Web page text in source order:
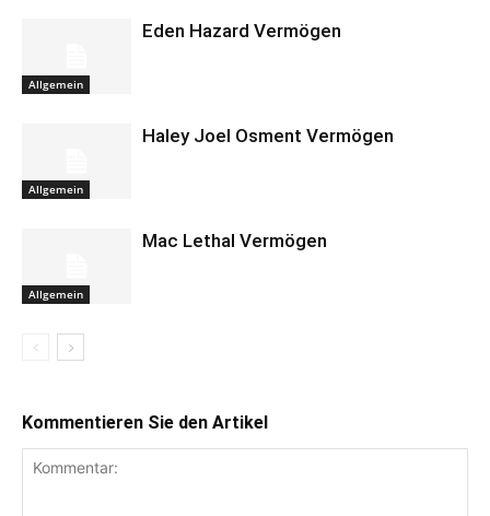
Allgemein
Eden Hazard Vermögen
Allgemein
Haley Joel Osment Vermögen
Allgemein
Mac Lethal Vermögen
Kommentieren Sie den Artikel